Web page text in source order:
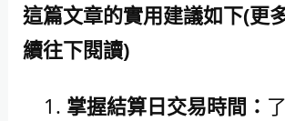
這篇文章的實用建議如下(更
續往下閱讀)
掌握結算日交易時間：